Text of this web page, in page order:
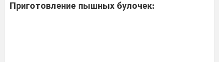
Приготовление пышных булочек: